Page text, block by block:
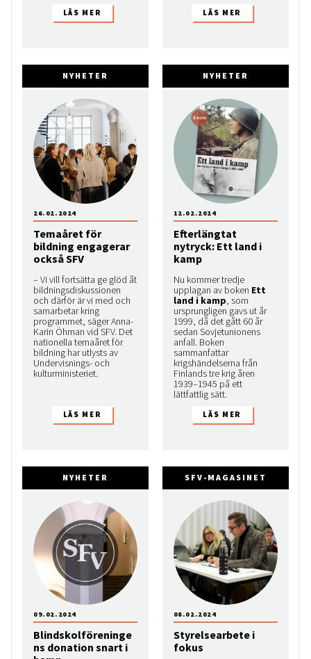
NYHETER
Temaåret för
bildning engagerar
också SFV
– Vi vill fortsätta ge glöd åt
bildningsdiskussionen
och därför är vi med och
samarbetar kring
programmet, säger Anna-
Karin Öhman vid SFV. Det
nationella temaåret för
bildning har utlysts av
Undervisnings- och
kulturministeriet.
26.02.2024
NYHETER
Efterlängtat
nytryck: Ett land i
kamp
Nu kommer tredje
upplagan av boken Ett
land i kamp, som
ursprungligen gavs ut år
1999, då det gått 60 år
sedan Sovjetunionens
anfall. Boken
sammanfattar
krigshändelserna från
Finlands tre krig åren
1939–1945 på ett
lättfattlig sätt.
12.02.2024
NYHETER
Blindskolföreninge
ns donation snart i
09.02.2024
SFV-MAGASINET
Styrelsearbete i
fokus
08.02.2024